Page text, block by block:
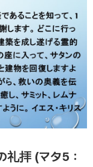
礼拝 (マタ5：